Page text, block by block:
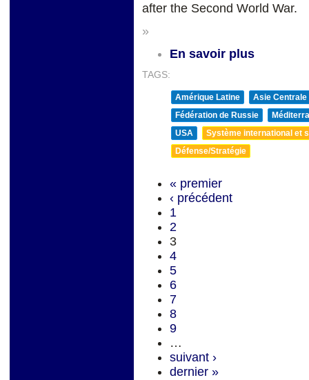
after the Second World War.
»
En savoir plus
TAGS:
Amérique Latine
Asie Centrale
Fédération de Russie
USA
Système international et
Défense/Stratégie
« premier
‹ précédent
1
2
3
4
5
6
7
8
9
…
suivant ›
dernier »